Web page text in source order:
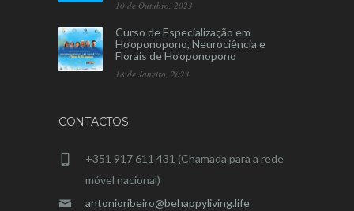
10 de Outubro, 2023
Curso de Especialização em
Ho’oponopono, Neurociência e
Florais de Ho’oponopono
18 de Janeiro, 2023
CONTACTOS
+351 917 611 431 (Chamada para a rede
móvel nacional)
antonioribeiro@behappyliving.life